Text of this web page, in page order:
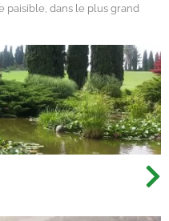
paisible, dans le plus grand